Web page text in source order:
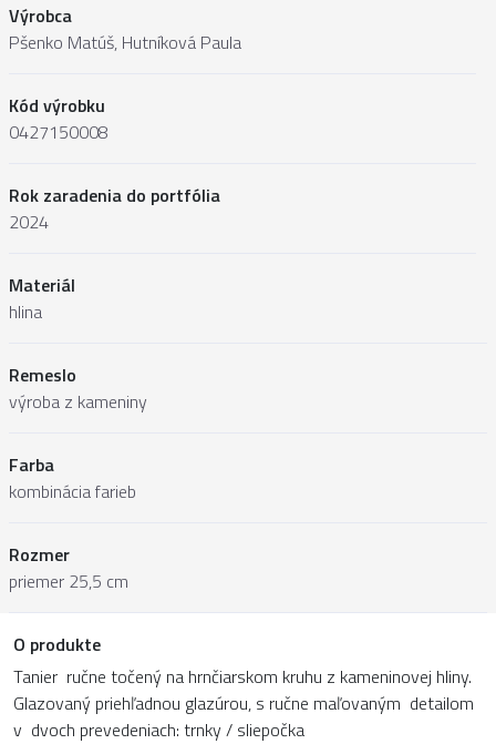
Výrobca
Pšenko Matúš, Hutníková Paula
Kód výrobku
0427150008
Rok zaradenia do portfólia
2024
Materiál
hlina
Remeslo
výroba z kameniny
Farba
kombinácia farieb
Rozmer
priemer 25,5 cm
O produkte
Tanier ručne točený na hrnčiarskom kruhu z kameninovej hliny.
Glazovaný priehľadnou glazúrou, s ručne maľovaným detailom
v dvoch prevedeniach: trnky / sliepočka